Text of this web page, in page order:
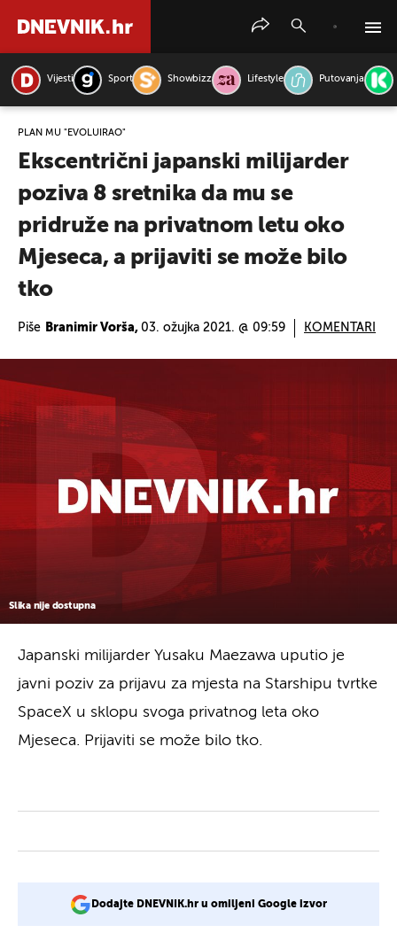
Vijesti Sport Showbizz Lifestyle Putovanja
PLAN MU "EVOLUIRAO"
Ekscentrični japanski milijarder
poziva 8 sretnika da mu se
pridruže na privatnom letu oko
Mjeseca, a prijaviti se može bilo
tko
Piše Branimir Vorša, 03. ožujka 2021. @ 09:59 KOMENTARI
Slika nije dostupna
Japanski milijarder Yusaku Maezawa uputio je
javni poziv za prijavu za mjesta na Starshipu tvrtke
SpaceX u sklopu svoga privatnog leta oko
Mjeseca. Prijaviti se može bilo tko.
Dodajte DNEVNIK.hr u omiljeni Google izvor
PRETRAŽITE VIJESTI